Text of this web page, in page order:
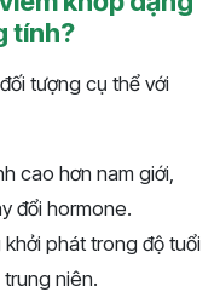
tính?
tượng cụ thể với
cao hơn nam giới,
đổi hormone.
khởi phát trong độ tuổi
niên.